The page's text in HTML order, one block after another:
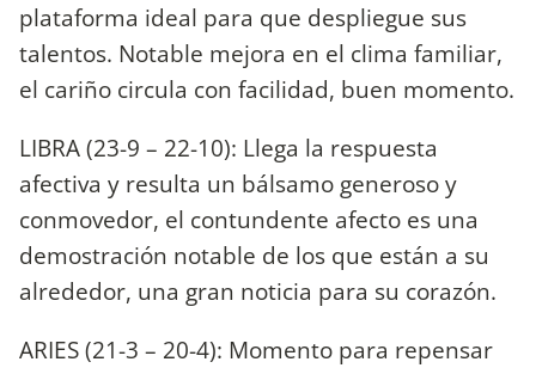
plataforma ideal para que despliegue sus
talentos. Notable mejora en el clima familiar,
el cariño circula con facilidad, buen momento.
LIBRA (23-9 – 22-10): Llega la respuesta
afectiva y resulta un bálsamo generoso y
conmovedor, el contundente afecto es una
demostración notable de los que están a su
alrededor, una gran noticia para su corazón.
ARIES (21-3 – 20-4): Momento para repensar